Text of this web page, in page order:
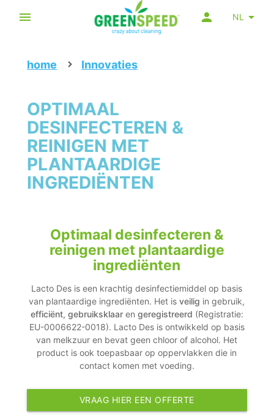
NL
home Innovaties
OPTIMAAL
DESINFECTEREN &
REINIGEN MET
PLANTAARDIGE
INGREDIËNTEN
Optimaal desinfecteren &
reinigen met plantaardige
ingrediënten
Lacto Des is een krachtig desinfectiemiddel op basis
van plantaardige ingrediënten. Het isveilig in gebruik,
efficiënt, gebruiksklaaren geregistreerd (Registratie:
EU-0006622-0018). Lacto Des is ontwikkeld op basis
van melkzuur en bevat geen chloor of alcohol. Het
product is ook toepasbaar op oppervlakken die in
contact komen met voeding.
VRAAG HIER EEN OFFERTE